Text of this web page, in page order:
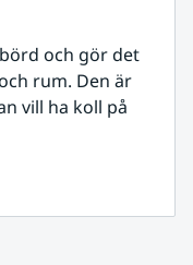
och gör det
rum. Den är
vill ha koll på